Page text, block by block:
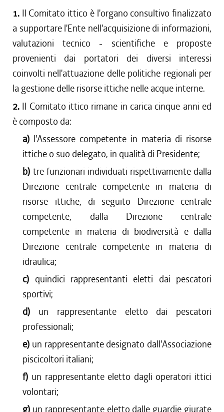
1. Il Comitato ittico è l'organo consultivo finalizzato
a supportare l'Ente nell'acquisizione di informazioni,
valutazioni tecnico - scientifiche e proposte
provenienti dai portatori dei diversi interessi
coinvolti nell'attuazione delle politiche regionali per
la gestione delle risorse ittiche nelle acque interne.
2. Il Comitato ittico rimane in carica cinque anni ed
è composto da:
a) l'Assessore competente in materia di risorse
ittiche o suo delegato, in qualità di Presidente;
b) tre funzionari individuati rispettivamente dalla
Direzione centrale competente in materia di
risorse ittiche, di seguito Direzione centrale
competente, dalla Direzione centrale
competente in materia di biodiversità e dalla
Direzione centrale competente in materia di
idraulica;
c) quindici rappresentanti eletti dai pescatori
sportivi;
d) un rappresentante eletto dai pescatori
professionali;
e) un rappresentante designato dall'Associazione
piscicoltori italiani;
f) un rappresentante eletto dagli operatori ittici
volontari;
g) un rappresentante eletto dalle guardie giurate